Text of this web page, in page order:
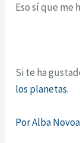
Eso sí que me
Si te ha
los planetas.
Por Alba Novoa